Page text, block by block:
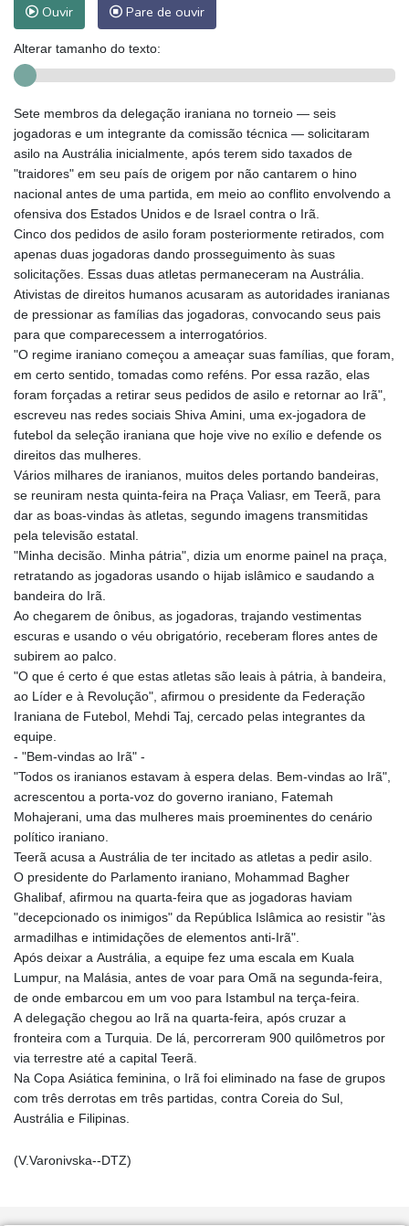
Ouvir Pare de ouvir
Alterar tamanho do texto:
Sete membros da delegação iraniana no torneio — seis
jogadoras e um integrante da comissão técnica — solicitaram
asilo na Austrália inicialmente, após terem sido taxados de
"traidores" em seu país de origem por não cantarem o hino
nacional antes de uma partida, em meio ao conflito envolvendo a
ofensiva dos Estados Unidos e de Israel contra o Irã.
Cinco dos pedidos de asilo foram posteriormente retirados, com
apenas duas jogadoras dando prosseguimento às suas
solicitações. Essas duas atletas permaneceram na Austrália.
Ativistas de direitos humanos acusaram as autoridades iranianas
de pressionar as famílias das jogadoras, convocando seus pais
para que comparecessem a interrogatórios.
"O regime iraniano começou a ameaçar suas famílias, que foram,
em certo sentido, tomadas como reféns. Por essa razão, elas
foram forçadas a retirar seus pedidos de asilo e retornar ao Irã",
escreveu nas redes sociais Shiva Amini, uma ex-jogadora de
futebol da seleção iraniana que hoje vive no exílio e defende os
direitos das mulheres.
Vários milhares de iranianos, muitos deles portando bandeiras,
se reuniram nesta quinta-feira na Praça Valiasr, em Teerã, para
dar as boas-vindas às atletas, segundo imagens transmitidas
pela televisão estatal.
"Minha decisão. Minha pátria", dizia um enorme painel na praça,
retratando as jogadoras usando o hijab islâmico e saudando a
bandeira do Irã.
Ao chegarem de ônibus, as jogadoras, trajando vestimentas
escuras e usando o véu obrigatório, receberam flores antes de
subirem ao palco.
"O que é certo é que estas atletas são leais à pátria, à bandeira,
ao Líder e à Revolução", afirmou o presidente da Federação
Iraniana de Futebol, Mehdi Taj, cercado pelas integrantes da
equipe.
- "Bem-vindas ao Irã" -
"Todos os iranianos estavam à espera delas. Bem-vindas ao Irã",
acrescentou a porta-voz do governo iraniano, Fatemah
Mohajerani, uma das mulheres mais proeminentes do cenário
político iraniano.
Teerã acusa a Austrália de ter incitado as atletas a pedir asilo.
O presidente do Parlamento iraniano, Mohammad Bagher
Ghalibaf, afirmou na quarta-feira que as jogadoras haviam
"decepcionado os inimigos" da República Islâmica ao resistir "às
armadilhas e intimidações de elementos anti-Irã".
Após deixar a Austrália, a equipe fez uma escala em Kuala
Lumpur, na Malásia, antes de voar para Omã na segunda-feira,
de onde embarcou em um voo para Istambul na terça-feira.
A delegação chegou ao Irã na quarta-feira, após cruzar a
fronteira com a Turquia. De lá, percorreram 900 quilômetros por
via terrestre até a capital Teerã.
Na Copa Asiática feminina, o Irã foi eliminado na fase de grupos
com três derrotas em três partidas, contra Coreia do Sul,
Austrália e Filipinas.
(V.Varonivska--DTZ)